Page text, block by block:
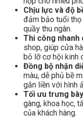
Chịu lực và độ
đảm bảo tuổi thọ
quầy thu ngân.
Thi công nhanh
shop, giúp cửa
bỏ lỡ cơ hội kinh
Đồng bộ nhận
màu, dễ phủ bề
gắn liền với hình
Tối ưu trưng
gàng, khoa học,
của khách hàng.